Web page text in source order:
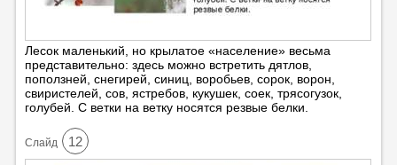
Лесок маленький, но крылатое «население» весьма
представительно: здесь можно встретить дятлов,
поползней, снегирей, синиц, воробьев, сорок, ворон,
свиристелей, сов, ястребов, кукушек, соек, трясогузок,
голубей. С ветки на ветку носятся резвые белки.
Cлайд 12